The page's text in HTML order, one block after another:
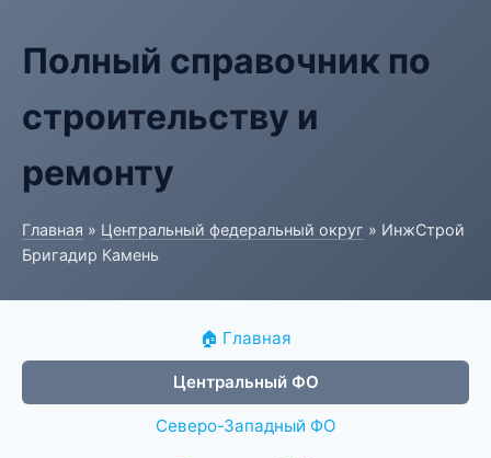
Полный справочник по
строительству и
ремонту
Главная » Центральный федеральный округ » ИнжСтрой
Бригадир Камень
🏠 Главная
Центральный ФО
Северо-Западный ФО